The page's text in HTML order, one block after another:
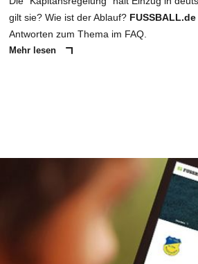
gilt sie? Wie ist der Ablauf? FUSSBALL.de
Antworten zum Thema im FAQ.
Mehr lesen